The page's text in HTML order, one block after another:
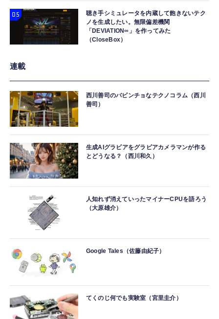
聴き手シミュレータを内蔵して飽きないテク
ノを生成したい。無限偏差機関
「DEVIATION∞」を作ってみた
（CloseBox）
連載
西川善司のバビンチョなテクノコラム（西川
善司）
生成AIグラビアをグラビアカメラマンが作る
とどうなる？（西川和久）
人知れず消えていったマイナーCPUを語ろう
（大原雄介）
Google Tales（佐藤由紀子）
てくのじ何でも実験室（宮里圭介）